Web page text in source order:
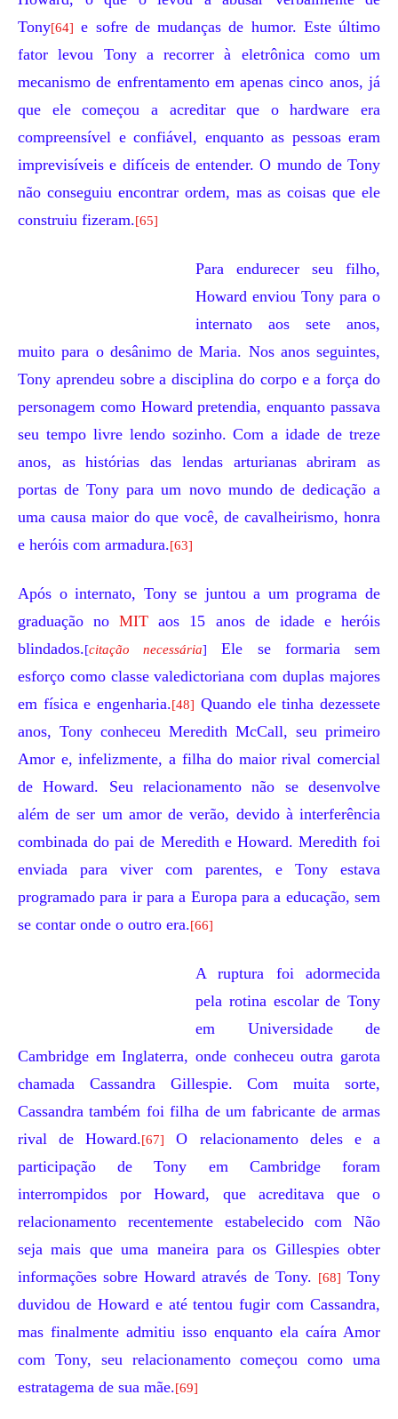
Tony[64] e sofre de mudanças de humor. Este último
fator levou Tony a recorrer à eletrônica como um
mecanismo de enfrentamento em apenas cinco anos, já
que ele começou a acreditar que o hardware era
compreensível e confiável, enquanto as pessoas eram
imprevisíveis e difíceis de entender. O mundo de Tony
não conseguiu encontrar ordem, mas as coisas que ele
construiu fizeram.[65]
Para endurecer seu filho,
Howard enviou Tony para o
internato aos sete anos,
muito para o desânimo de Maria. Nos anos seguintes,
Tony aprendeu sobre a disciplina do corpo e a força do
personagem como Howard pretendia, enquanto passava
seu tempo livre lendo sozinho. Com a idade de treze
anos, as histórias das lendas arturianas abriram as
portas de Tony para um novo mundo de dedicação a
uma causa maior do que você, de cavalheirismo, honra
e heróis com armadura.[63]
Após o internato, Tony se juntou a um programa de
graduação noMIT aos 15 anos de idade e heróis
blindados.[citação necessária]
Ele se formaria sem
esforço como classe valedictoriana com duplas majores
em física e engenharia.[48] Quando ele tinha dezessete
anos, Tony conheceu Meredith McCall, seu primeiro
Amor e, infelizmente, a filha do maior rival comercial
de Howard. Seu relacionamento não se desenvolve
além de ser um amor de verão, devido à interferência
combinada do pai de Meredith e Howard. Meredith foi
enviada para viver com parentes, e Tony estava
programado para ir para a Europa para a educação, sem
se contar onde o outro era.[66]
A ruptura foi adormecida
pela rotina escolar de Tony
em Universidade de
Cambridge emInglaterra, onde conheceu outra garota
chamada Cassandra Gillespie. Com muita sorte,
Cassandra também foi filha de um fabricante de armas
rival de Howard.[67]
O relacionamento deles e a
participação de Tony em Cambridge foram
interrompidos por Howard, que acreditava que o
relacionamento recentemente estabelecido com Não
seja mais que uma maneira para os Gillespies obter
informações sobre Howard através de Tony. [68] Tony
duvidou de Howard e até tentou fugir com Cassandra,
mas finalmente admitiu isso enquanto ela caíra Amor
com Tony, seu relacionamento começou como uma
estratagema de sua mãe.[69]